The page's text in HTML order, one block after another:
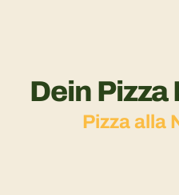
Dein
Pizza alla